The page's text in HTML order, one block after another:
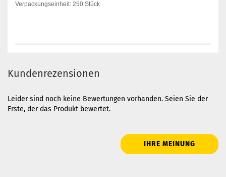
Verpackungseinheit: 250 Stück
Kundenrezensionen
Leider sind noch keine Bewertungen vorhanden. Seien Sie der
Erste, der das Produkt bewertet.
IHRE MEINUNG